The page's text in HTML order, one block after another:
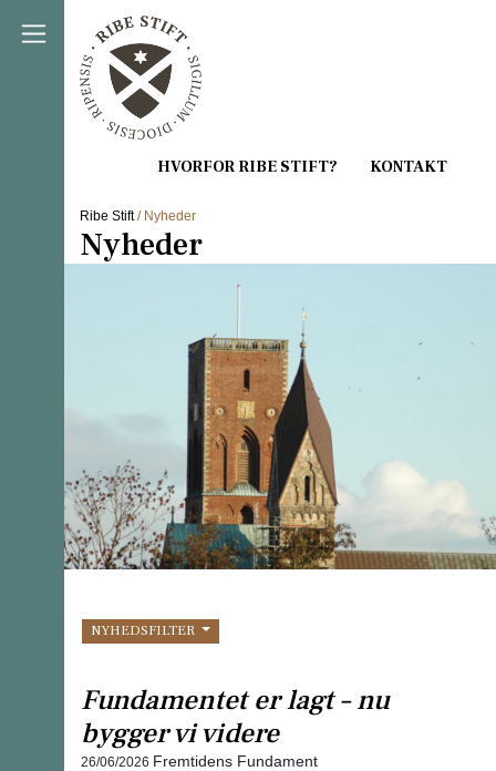
Direkte til indholdet
Ribe Stift/ Nyheder
Nyheder
NYHEDSFILTER
Fundamentet er lagt – nu
bygger vi videre
26/06/2026 Fremtidens Fundament